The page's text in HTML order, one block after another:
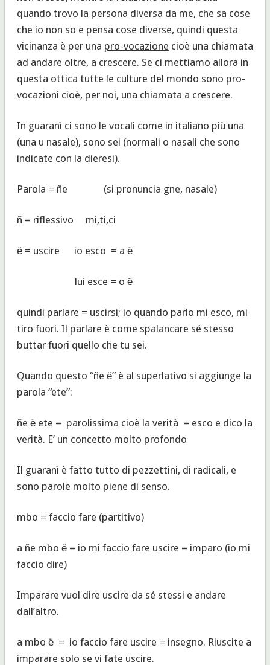
quando trovo la persona diversa da me, che sa cose
che io non so e pensa cose diverse, quindi questa
vicinanza è per una pro-vocazione cioè una chiamata
ad andare oltre, a crescere. Se ci mettiamo allora in
questa ottica tutte le culture del mondo sono pro-
vocazioni cioè, per noi, una chiamata a crescere.
In guaranì ci sono le vocali come in italiano più una
(una u nasale), sono sei (normali o nasali che sono
indicate con la dieresi).
Parola = ñe (si pronuncia gne, nasale)
ñ = riflessivo mi,ti,ci
ё = uscire io esco = a ё
lui esce = o ё
quindi parlare = uscirsi; io quando parlo mi esco, mi
tiro fuori. Il parlare è come spalancare sé stesso
buttar fuori quello che tu sei.
Quando questo “ñe ё” è al superlativo si aggiunge la
parola “ete”:
ñe ё ete = parolissima cioè la verità = esco e dico la
verità. E’ un concetto molto profondo
Il guaranì è fatto tutto di pezzettini, di radicali, e
sono parole molto piene di senso.
mbo = faccio fare (partitivo)
a ñe mbo ё = io mi faccio fare uscire = imparo (io mi
faccio dire)
Imparare vuol dire uscire da sé stessi e andare
dall’altro.
a mbo ё = io faccio fare uscire = insegno. Riuscite a
imparare solo se vi fate uscire.